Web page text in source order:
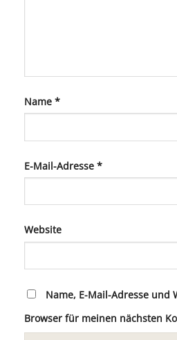
Name *
E-Mail-Adresse *
Website
Name, E-Mail-Adresse und
Browser für meinen nächsten